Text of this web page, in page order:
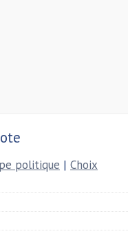
politique | Choix